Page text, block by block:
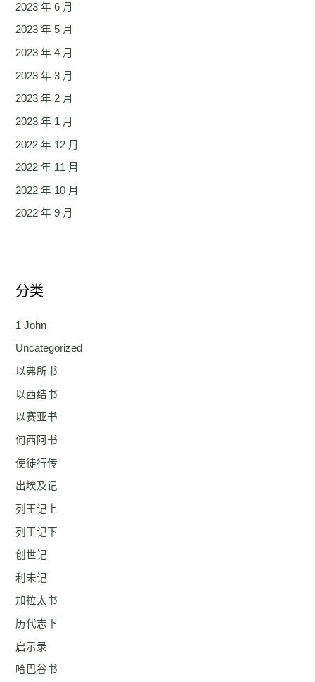
2023 年 6 月
2023 年 5 月
2023 年 4 月
2023 年 3 月
2023 年 2 月
2023 年 1 月
2022 年 12 月
2022 年 11 月
2022 年 10 月
2022 年 9 月
分类
1 John
Uncategorized
以弗所书
以西结书
以赛亚书
何西阿书
使徒行传
出埃及记
列王记上
列王记下
创世记
利未记
加拉太书
历代志下
启示录
哈巴谷书